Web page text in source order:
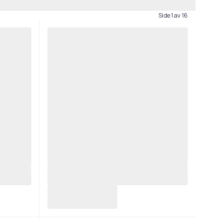
Side 1 av 16